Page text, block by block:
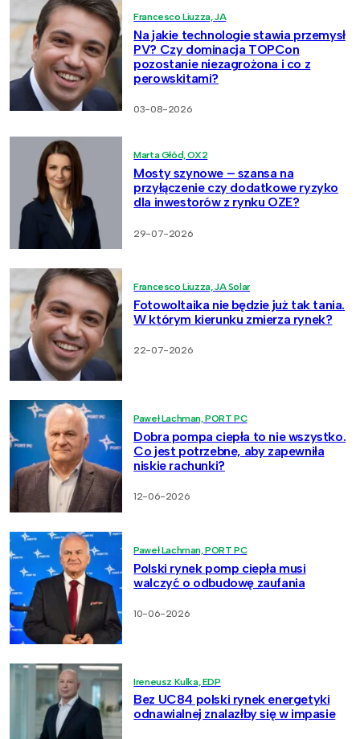
Francesco Liuzza, JA
Na jakie technologie stawia przemysł
PV? Czy dominacja TOPCon
pozostanie niezagrożona i co z
perowskitami?
03-08-2026
Marta Głód, OX2
Mosty szynowe – szansa na
przyłączenie czy dodatkowe ryzyko
dla inwestorów z rynku OZE?
29-07-2026
Francesco Liuzza, JA Solar
Fotowoltaika nie będzie już tak tania.
W którym kierunku zmierza rynek?
22-07-2026
Paweł Lachman, PORT PC
Dobra pompa ciepła to nie wszystko.
Co jest potrzebne, aby zapewniła
niskie rachunki?
12-06-2026
Paweł Lachman, PORT PC
Polski rynek pomp ciepła musi
walczyć o odbudowę zaufania
10-06-2026
Ireneusz Kulka, EDP
Bez UC84 polski rynek energetyki
odnawialnej znalazłby się w impasie